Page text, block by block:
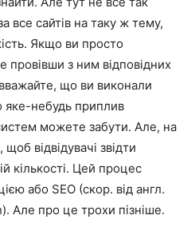
все сайтів на таку ж тему,
Якщо ви просто
провівши з ним відповідних
що ви виконали
яке-небудь приплив
можете забути. Але, на
відвідувачі звідти
кількості. Цей процес
або SEO (скор. від англ.
Але про це трохи пізніше.